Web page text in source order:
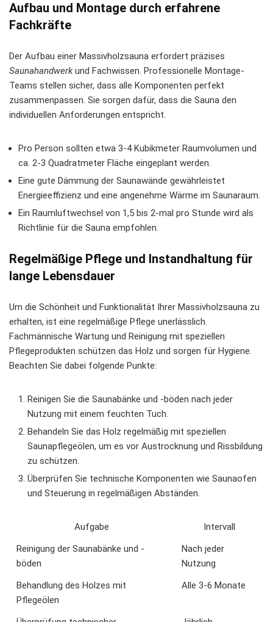
Aufbau und Montage durch erfahrene
Fachkräfte
Der Aufbau einer Massivholzsauna erfordert präzises
Saunahandwerkund Fachwissen. Professionelle Montage-
Teams stellen sicher, dass alle Komponenten perfekt
zusammenpassen. Sie sorgen dafür, dass die Sauna den
individuellen Anforderungen entspricht.
Pro Person sollten etwa 3-4 Kubikmeter Raumvolumen und
ca. 2-3 Quadratmeter Fläche eingeplant werden.
Eine gute Dämmung der Saunawände gewährleistet
Energieeffizienz und eine angenehme Wärme im Saunaraum.
Ein Raumluftwechsel von 1,5 bis 2-mal pro Stunde wird als
Richtlinie für die Sauna empfohlen.
Regelmäßige Pflege und Instandhaltung für
lange Lebensdauer
Um die Schönheit und Funktionalität Ihrer Massivholzsauna zu
erhalten, ist eine regelmäßige Pflege unerlässlich.
Fachmännische Wartung und Reinigung mit speziellen
Pflegeprodukten schützen das Holz und sorgen für Hygiene.
Beachten Sie dabei folgende Punkte:
Reinigen Sie die Saunabänke und -böden nach jeder
Nutzung mit einem feuchten Tuch.
Behandeln Sie das Holz regelmäßig mit speziellen
Saunapflegeölen, um es vor Austrocknung und Rissbildung
zu schützen.
Überprüfen Sie technische Komponenten wie Saunaofen
und Steuerung in regelmäßigen Abständen.
Aufgabe
Intervall
Reinigung der Saunabänke und -
böden
Nach jeder
Nutzung
Behandlung des Holzes mit
Pflegeölen
Alle 3-6 Monate